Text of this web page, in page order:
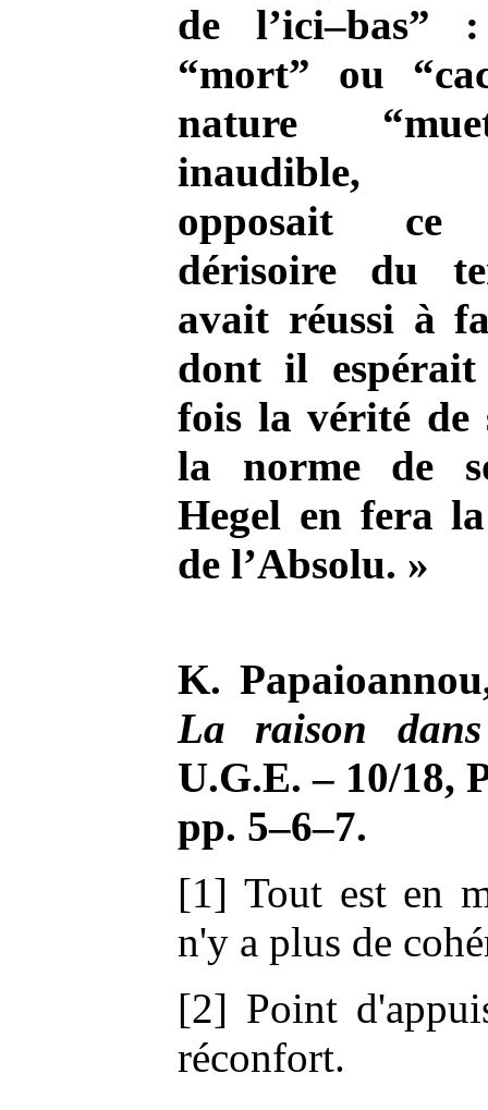
de l’ici–bas”
“mort” ou
nature
inaudible,
opposait ce
dérisoire du
avait réussi à
dont il
fois la vérité de
la norme de
Hegel en fera
de l’Absolu. »
K.
La raison
U.G.E. – 10/18,
pp. 5–6–7.
[1] Tout est en
n'y a plus de
[2] Point
réconfort.